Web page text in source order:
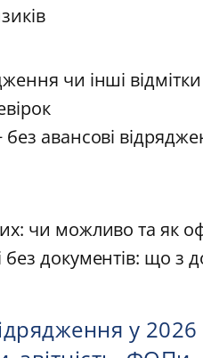
чи інші
авансові
чи можливо та як
без документів: що з
у 2026